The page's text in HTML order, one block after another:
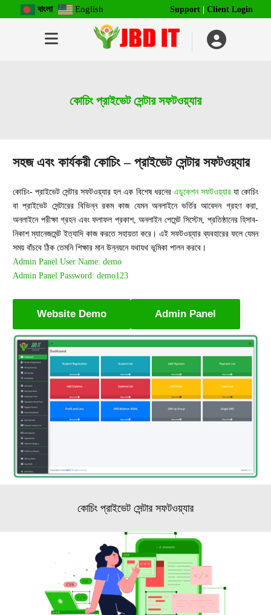
বাংলা English Support Client Login
কোচিং প্রাইভেট সেন্টার সফটওয়্যার
সহজ এবং কার্যকরী কোচিং – প্রাইভেট সেন্টার সফটওয়্যার
কোচিং- প্রাইভেট সেন্টার সফটওয়্যার হল এক বিশেষ ধরনের এডুকেশন সফটওয়্যারযা কোচিং
বা প্রাইভেট সেন্টারের বিভিন্ন রকম কাজ যেমন অনলাইনে ভর্তির আবেদন গ্রহণ করা,
অনলাইনে পরীক্ষা গ্রহন এবং ফলাফল প্রকাশ, অনলাইন পেমেন্ট সিস্টেম, প্রতিষ্ঠানের হিসাব-
নিকাশ ম্যানেজমেন্ট ইত্যাদি কাজ করতে সহায়তা করে। এই সফটওয়্যার ব্যবহারের ফলে যেমন
সময় বাঁচবে ঠিক তেমনি শিক্ষার মান উন্নয়নে যথাযথ ভূমিকা পালন করবে।
Admin Panel User Name: demo
Admin Panel Password: demo123
Website Demo Admin Panel
কোচিং প্রাইভেট সেন্টার সফটওয়্যার